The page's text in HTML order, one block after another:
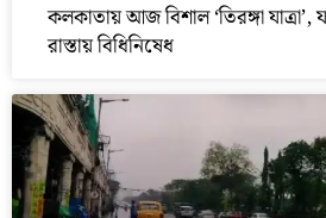
কলকাতায় আজ বিশাল ‘তিরঙ্গা যাত্রা’,
রাস্তায় বিধিনিষেধ